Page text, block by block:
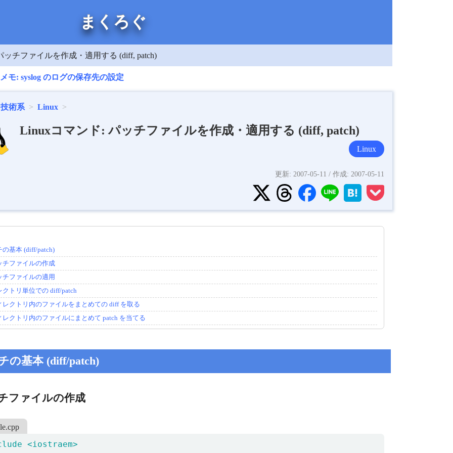
まくろぐ
ッチファイルを作成・適用する (diff, patch)
モ: syslog のログの保存先の設定
技術系 Linux
Linuxコマンド: パッチファイルを作成・適用する (diff, patch)
Linux
更新: 2007-05-11 / 作成: 2007-05-11
の基本 (diff/patch)
チファイルの作成
チファイルの適用
クトリ単位での diff/patch
レクトリ内のファイルをまとめての diff を取る
レクトリ内のファイルにまとめて patch を当てる
の基本 (diff/patch)
ファイルの作成
<iostraem>